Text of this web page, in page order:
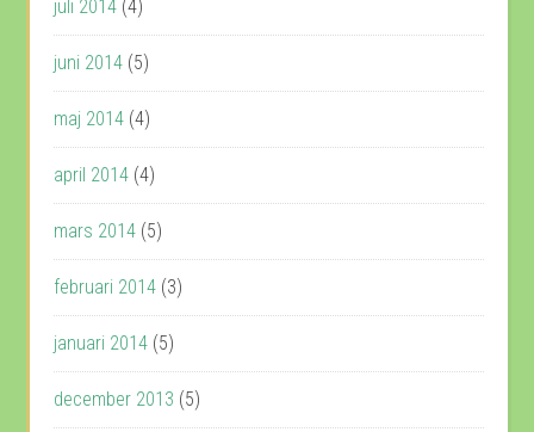
juli 2014 (4)
juni 2014 (5)
maj 2014 (4)
april 2014 (4)
mars 2014 (5)
februari 2014 (3)
januari 2014 (5)
december 2013 (5)